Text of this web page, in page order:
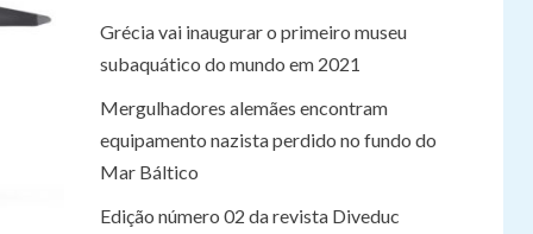
Grécia vai inaugurar o primeiro museu
subaquático do mundo em 2021
Mergulhadores alemães encontram
equipamento nazista perdido no fundo do
Mar Báltico
Edição número 02 da revista Diveduc